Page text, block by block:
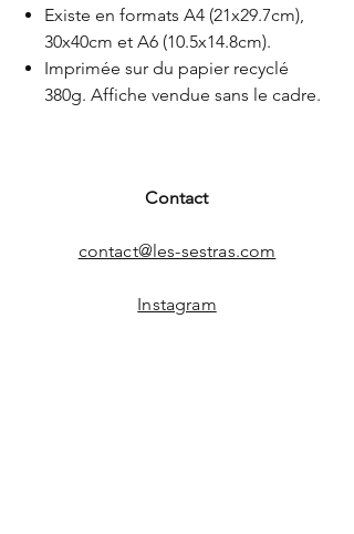
Existe en formats A4 (21x29.7cm),
30x40cm et A6 (10.5x14.8cm).
Imprimée sur du papier recyclé
380g. Affiche vendue sans le cadre.
Contact
contact@les-sestras.com
Instagram